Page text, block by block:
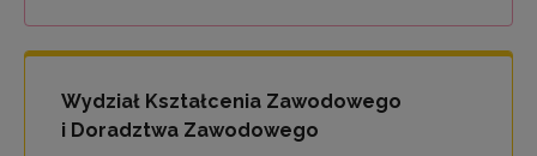
Ogólnego
i
Cyfrowych
Wydział Kształcenia Zawodowego
i Doradztwa Zawodowego